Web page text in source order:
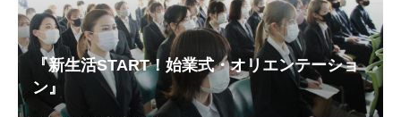
『新生活START！始業式・オリエンテーショ
ン』